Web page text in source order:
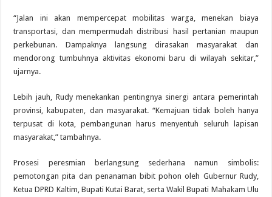
“Jalan ini akan mempercepat mobilitas warga, menekan biaya
transportasi, dan mempermudah distribusi hasil pertanian maupun
perkebunan. Dampaknya langsung dirasakan masyarakat dan
mendorong tumbuhnya aktivitas ekonomi baru di wilayah sekitar,”
ujarnya.
Lebih jauh, Rudy menekankan pentingnya sinergi antara pemerintah
provinsi, kabupaten, dan masyarakat. “Kemajuan tidak boleh hanya
terpusat di kota, pembangunan harus menyentuh seluruh lapisan
masyarakat,” tambahnya.
Prosesi peresmian berlangsung sederhana namun simbolis:
pemotongan pita dan penanaman bibit pohon oleh Gubernur Rudy,
Ketua DPRD Kaltim, Bupati Kutai Barat, serta Wakil Bupati Mahakam Ulu